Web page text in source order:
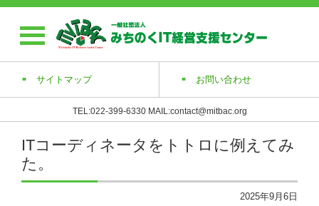
サイトマップ お問い合わせ
TEL:022-399-6330 MAIL:contact@mitbac.org
ITコーディネータをトトロに例えてみ
た。
2025年9月6日